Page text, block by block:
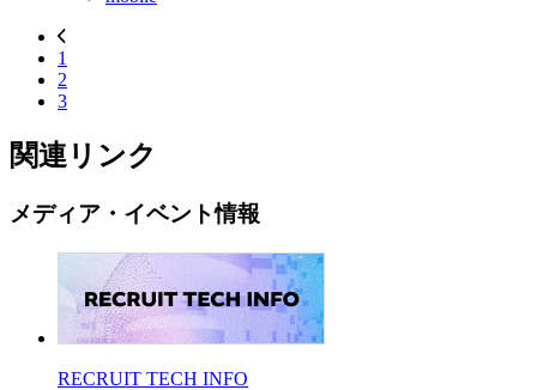
1
2
3
関連リンク
メディア・イベント情報
RECRUIT TECH INFO